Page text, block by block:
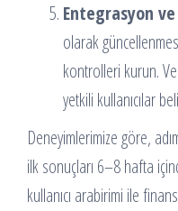
Entegrasyon
olarak
kontrolleri kurun.
yetkili kullanıcılar
Deneyimlerimize göre,
ilk sonuçları 6–8 hafta
kullanıcı arabirimi ile